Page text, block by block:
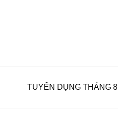
TUYỂN DỤNG THÁNG 8